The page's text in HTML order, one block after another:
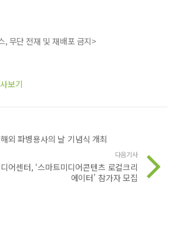
무단 전재 및 재배포 금지>
보기
외 파병용사의 날 기념식 개최
다음기사
어센터, ‘스마트미디어콘텐츠 로컬크리
에이터’ 참가자 모집